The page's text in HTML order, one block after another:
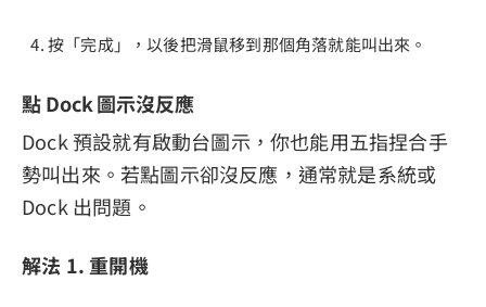
按「完成」，以後把滑鼠移到那個角落就能叫出來。
點 Dock 圖示沒反應
Dock 預設就有啟動台圖示，你也能用五指捏合手
勢叫出來。若點圖示卻沒反應，通常就是系統或
Dock 出問題。
解法 1. 重開機